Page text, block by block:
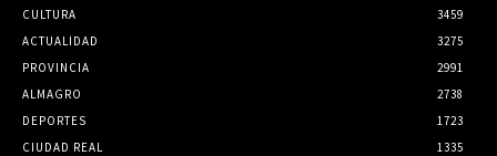
CULTURA
3459
ACTUALIDAD
3275
PROVINCIA
2991
ALMAGRO
2738
DEPORTES
1723
CIUDAD REAL
1335